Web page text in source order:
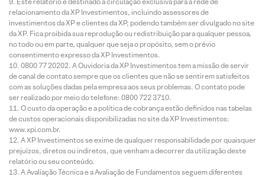
relacionamento da XP Investimentos, incluindo assessores de
investimentos da XP e clientes da XP, podendo também ser divulgado no site
da XP. Fica proibida sua reprodução ou redistribuição para qualquer pessoa,
no todo ou em parte, qualquer que seja o propósito, sem o prévio
consentimento expresso da XP Investimentos.
0800 77 20202. A Ouvidoria da XP Investimentos tem a missão de servir
de canal de contato sempre que os clientes que não se sentirem satisfeitos
com as soluções dadas pela empresa aos seus problemas. O contato pode
ser realizado por meio do telefone: 0800 722 3710.
O custo da operação e a política de cobrança estão definidos nas tabelas
de custos operacionais disponibilizadas no site da XP Investimentos:
www.xpi.com.br.
A XP Investimentos se exime de qualquer responsabilidade por quaisquer
prejuízos, diretos ou indiretos, que venham a decorrer da utilização deste
relatório ou seu conteúdo.
A Avaliação Técnica e a Avaliação de Fundamentos seguem diferentes